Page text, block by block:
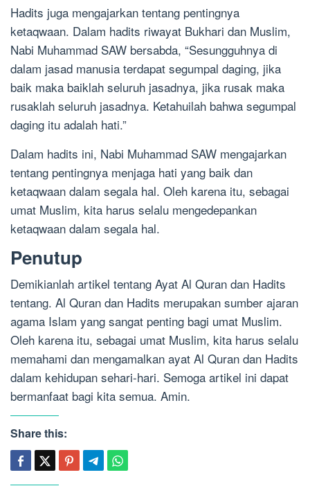
Hadits juga mengajarkan tentang pentingnya
ketaqwaan. Dalam hadits riwayat Bukhari dan Muslim,
Nabi Muhammad SAW bersabda, “Sesungguhnya di
dalam jasad manusia terdapat segumpal daging, jika
baik maka baiklah seluruh jasadnya, jika rusak maka
rusaklah seluruh jasadnya. Ketahuilah bahwa segumpal
daging itu adalah hati.”
Dalam hadits ini, Nabi Muhammad SAW mengajarkan
tentang pentingnya menjaga hati yang baik dan
ketaqwaan dalam segala hal. Oleh karena itu, sebagai
umat Muslim, kita harus selalu mengedepankan
ketaqwaan dalam segala hal.
Penutup
Demikianlah artikel tentang Ayat Al Quran dan Hadits
tentang. Al Quran dan Hadits merupakan sumber ajaran
agama Islam yang sangat penting bagi umat Muslim.
Oleh karena itu, sebagai umat Muslim, kita harus selalu
memahami dan mengamalkan ayat Al Quran dan Hadits
dalam kehidupan sehari-hari. Semoga artikel ini dapat
bermanfaat bagi kita semua. Amin.
Share this: